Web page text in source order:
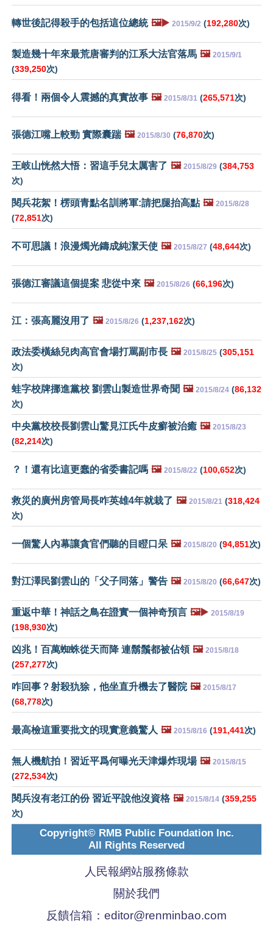
轉世後記得殺手的包括這位總統 🖼️▶️ 2015/9/2 (192,280次)
製造幾十年來最荒唐審判的江系大法官落馬 🖼️ 2015/9/1
(339,250次)
得看！兩個令人震撼的真實故事 🖼️ 2015/8/31 (265,571次)
張德江嘴上較勁 實際囊踹 🖼️ 2015/8/30 (76,870次)
王岐山恍然大悟：習這手兒太厲害了 🖼️ 2015/8/29 (384,753
次)
閱兵花絮！楞頭青點名訓將軍:請把腿抬高點 🖼️ 2015/8/28
(72,851次)
不可思議！浪漫燭光鑄成純潔天使 🖼️ 2015/8/27 (48,644次)
張德江審議這個提案 悲從中來 🖼️ 2015/8/26 (66,196次)
江：張高麗沒用了 🖼️ 2015/8/26 (1,237,162次)
政法委橫絲兒肉高官會場打罵副市長 🖼️ 2015/8/25 (305,151
次)
蛙字校牌挪進黨校 劉雲山製造世界奇聞 🖼️ 2015/8/24 (86,132
次)
中央黨校校長劉雲山驚見江氏牛皮癬被治癒 🖼️ 2015/8/23
(82,214次)
？！還有比這更蠢的省委書記嗎 🖼️ 2015/8/22 (100,652次)
救災的廣州房管局長咋英雄4年就栽了 🖼️ 2015/8/21 (318,424
次)
一個驚人內幕讓貪官們聽的目瞪口呆 🖼️ 2015/8/20 (94,851次)
對江澤民劉雲山的「父子同落」警告 🖼️ 2015/8/20 (66,647次)
重返中華！神話之鳥在證實一個神奇預言 🖼️▶️ 2015/8/19
(198,930次)
凶兆！百萬蜘蛛從天而降 連鬍鬚都被佔領 🖼️ 2015/8/18
(257,277次)
咋回事？射殺犰狳，他坐直升機去了醫院 🖼️ 2015/8/17
(68,778次)
最高檢這重要批文的現實意義驚人 🖼️ 2015/8/16 (191,441次)
無人機航拍！習近平爲何曝光天津爆炸現場 🖼️ 2015/8/15
(272,534次)
閱兵沒有老江的份 習近平說他沒資格 🖼️ 2015/8/14 (359,255
次)
Copyright© RMB Public Foundation Inc.
All Rights Reserved
人民報網站服務條款
關於我們
反饋信箱： editor@renminbao.com